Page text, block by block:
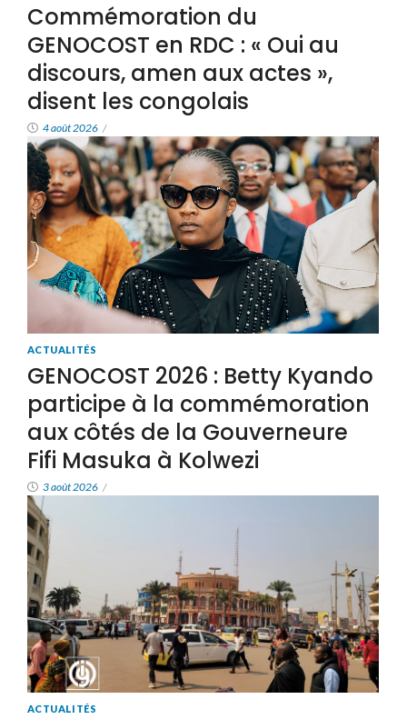
Commémoration du
GENOCOST en RDC : « Oui au
discours, amen aux actes »,
disent les congolais
4 août 2026 /
ACTUALITÉS
GENOCOST 2026 : Betty Kyando
participe à la commémoration
aux côtés de la Gouverneure
Fifi Masuka à Kolwezi
3 août 2026 /
ACTUALITÉS